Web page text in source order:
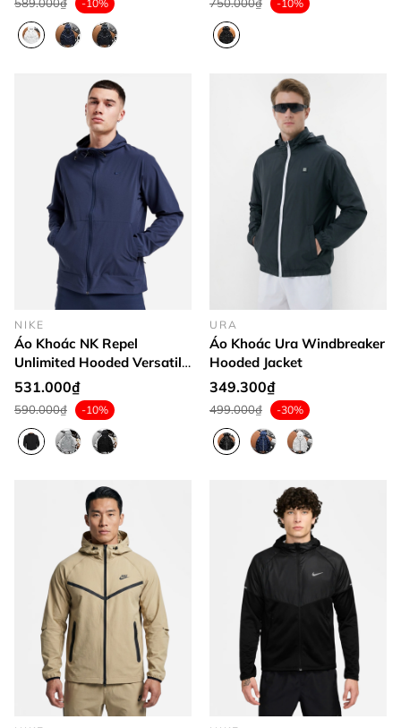
-10% -10%
NIKE
Áo Khoác NK Repel
Unlimited Hooded Versatile
Jacket
531.000₫
590.000₫ -10%
URA
Áo Khoác Ura Windbreaker
Hooded Jacket
349.300₫
499.000₫ -30%